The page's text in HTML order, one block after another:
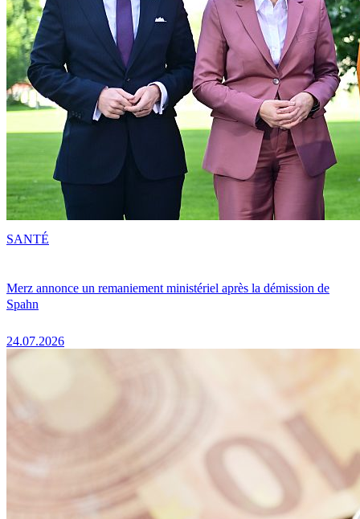
Merz annonce un remaniement ministériel après la démission de
Spahn
24.07.2026
SANTÉ